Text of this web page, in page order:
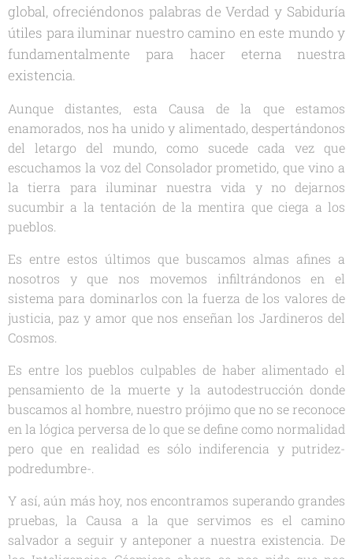
global, ofreciéndonos palabras de Verdad y Sabiduría
útiles para iluminar nuestro camino en este mundo y
fundamentalmente para hacer eterna nuestra
existencia.
Aunque distantes, esta Causa de la que estamos
enamorados, nos ha unido y alimentado, despertándonos
del letargo del mundo, como sucede cada vez que
escuchamos la voz del Consolador prometido, que vino a
la tierra para iluminar nuestra vida y no dejarnos
sucumbir a la tentación de la mentira que ciega a los
pueblos.
Es entre estos últimos que buscamos almas afines a
nosotros y que nos movemos infiltrándonos en el
sistema para dominarlos con la fuerza de los valores de
justicia, paz y amor que nos enseñan los Jardineros del
Cosmos.
Es entre los pueblos culpables de haber alimentado el
pensamiento de la muerte y la autodestrucción donde
buscamos al hombre, nuestro prójimo que no se reconoce
en la lógica perversa de lo que se define como normalidad
pero que en realidad es sólo indiferencia y putridez-
podredumbre-.
Y así, aún más hoy, nos encontramos superando grandes
pruebas, la Causa a la que servimos es el camino
salvador a seguir y anteponer a nuestra existencia. De